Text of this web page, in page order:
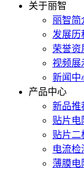
关于丽智
丽智简
发展历
荣誉资
视频展
新闻中
产品中心
新品推
贴片电
贴片二
电流检
薄膜电